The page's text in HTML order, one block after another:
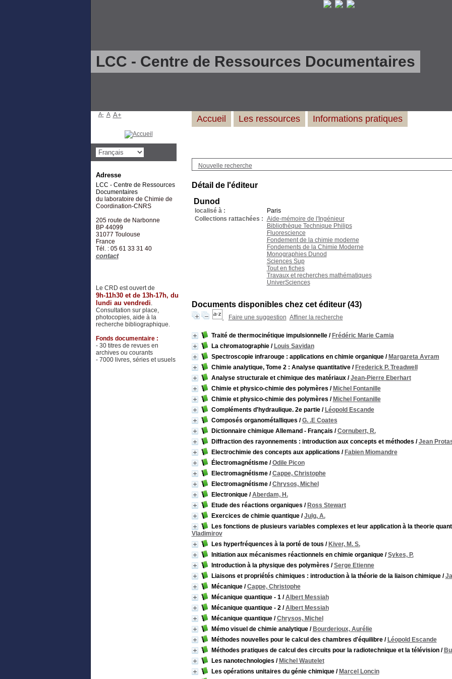
LCC - Centre de Ressources Documentaires
Nouvelle recherche
Détail de l'éditeur
Dunod
localisé à :
Paris
Collections rattachées : Aide-mémoire de l'Ingénieur
Bibliothèque Technique Philips
Fluorescience
Fondement de la chimie moderne
Fondements de la Chimie Moderne
Monographies Dunod
Sciences Sup
Tout en fiches
Travaux et recherches mathématiques
UniverSciences
Documents disponibles chez cet éditeur (43)
Faire une suggestion Affiner la recherche
Traité de thermocinétique impulsionnelle/ Frédéric Marie Camia
La chromatographie/ Louis Savidan
Spectroscopie infrarouge : applications en chimie organique/ Margareta Avram
Chimie analytique, Tome 2 : Analyse quantitative/ Frederick P. Treadwell
Analyse structurale et chimique des matériaux/Jean-Pierre Eberhart
Chimie et physico-chimie des polymères / Michel Fontanille
Chimie et physico-chimie des polymères / Michel Fontanille
Compléments d'hydraulique. 2e partie/ Léopold Escande
Composés organométalliques /G. .E Coates
Dictionnaire chimique Allemand - Français /Cornubert, R.
Diffraction des rayonnements : introduction aux concepts et méthodes /Jean
Electrochimie des concepts aux applications / Fabien Miomandre
Électromagnétisme/Odile Picon
Electromagnétisme/Cappe, Christophe
Electromagnétisme/Chrysos, Michel
Electronique/Aberdam, H.
Etude des réactions organiques / Ross Stewart
Exercices de chimie quantique/Julg, A.
Les fonctions de plusieurs variables complexes et leur application à la theorie
Vladimirov
Les hyperfréquences à la porté de tous / Kiver, M. S.
Initiation aux mécanismes réactionnels en chimie organique/Sykes, P.
Introduction à la physique des polymères /Serge Etienne
Liaisons et propriétés chimiques : introduction à la théorie de la liaison chimique/
Mécanique/Cappe, Christophe
Mécanique quantique - 1/Albert Messiah
Mécanique quantique - 2/Albert Messiah
Mécanique quantique/Chrysos, Michel
Mémo visuel de chimie analytique/ Bourderioux, Aurélie
Méthodes nouvelles pour le calcul des chambres d'équilibre/ Léopold Escande
Méthodes pratiques de calcul des circuits pour la radiotechnique et la télévision/
Les nanotechnologies / Michel Wautelet
Les opérations unitaires du génie chimique/ Marcel Loncin
Accueil Les ressources Informations pratiques
A- A A+
Adresse
LCC - Centre de Ressources
Documentaires
du laboratoire de Chimie de
Coordination-CNRS
205 route de Narbonne
BP 44099
31077 Toulouse
France
Tél. : 05 61 33 31 40
contact
Le CRD est ouvert de
9h-11h30 et de 13h-17h, du
lundi au vendredi.
Consultation sur place,
photocopies, aide à la
recherche bibliographique.
Fonds documentaire :
- 30 titres de revues en
archives ou courants
- 7000 livres, séries et usuels